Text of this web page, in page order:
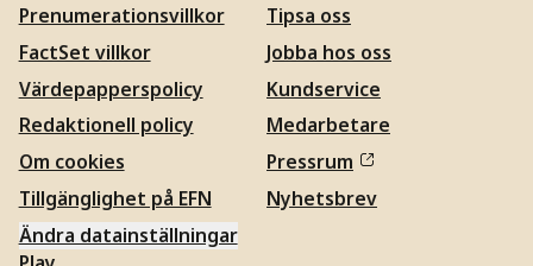
Prenumerationsvillkor
FactSet villkor
Värdepapperspolicy
Redaktionell policy
Om cookies
Tillgänglighet på EFN
Ändra datainställningar
Tipsa oss
Jobba hos oss
Kundservice
Medarbetare
Pressrum
Nyhetsbrev